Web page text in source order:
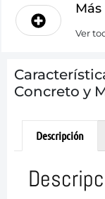
Ver
Concreto y
Descripción